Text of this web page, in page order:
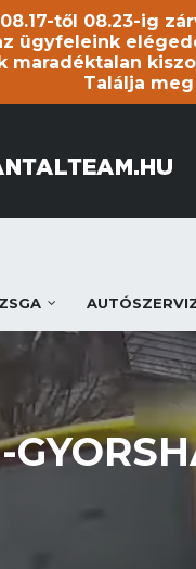
től 08.23-ig
ügyfeleink
Találja